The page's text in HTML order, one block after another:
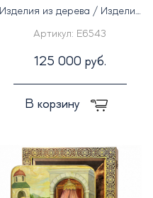
Изделия из дерева / Изделия
Артикул: E6543
125 000 руб.
В корзину